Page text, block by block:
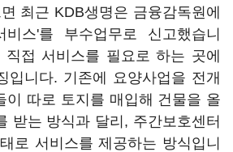
최근 KDB생명은 금융감독원에
스'를 부수업무로 신고했습니
접 서비스를 필요로 하는 곳에
입니다. 기존에 요양사업을 전개
이 따로 토지를 매입해 건물을 올
받는 방식과 달리, 주간보호센터
로 서비스를 제공하는 방식입니